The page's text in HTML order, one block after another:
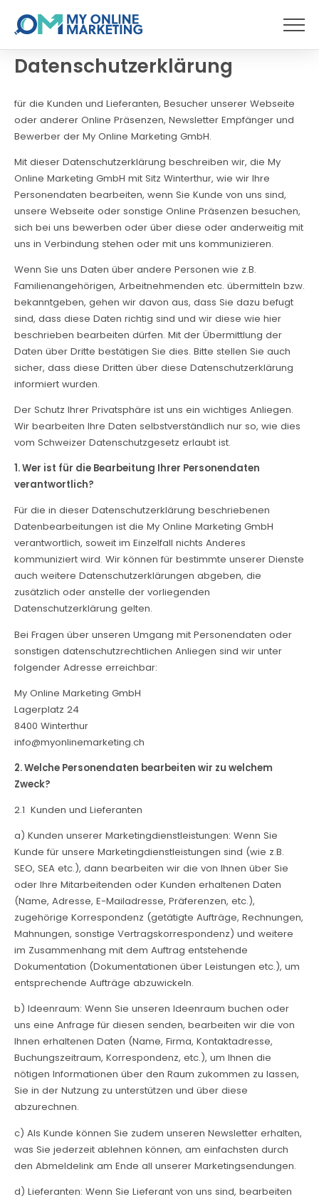
Menü
Datenschutzerklärung
für die Kunden und Lieferanten, Besucher unserer Webseite
oder anderer Online Präsenzen, Newsletter Empfänger und
Bewerber der My Online Marketing GmbH.
Mit dieser Datenschutzerklärung beschreiben wir, die My
Online Marketing GmbH mit Sitz Winterthur, wie wir Ihre
Personendaten bearbeiten, wenn Sie Kunde von uns sind,
unsere Webseite oder sonstige Online Präsenzen besuchen,
sich bei uns bewerben oder über diese oder anderweitig mit
uns in Verbindung stehen oder mit uns kommunizieren.
Wenn Sie uns Daten über andere Personen wie z.B.
Familienangehörigen, Arbeitnehmenden etc. übermitteln bzw.
bekanntgeben, gehen wir davon aus, dass Sie dazu befugt
sind, dass diese Daten richtig sind und wir diese wie hier
beschrieben bearbeiten dürfen. Mit der Übermittlung der
Daten über Dritte bestätigen Sie dies. Bitte stellen Sie auch
sicher, dass diese Dritten über diese Datenschutzerklärung
informiert wurden.
Der Schutz Ihrer Privatsphäre ist uns ein wichtiges Anliegen.
Wir bearbeiten Ihre Daten selbstverständlich nur so, wie dies
vom Schweizer Datenschutzgesetz erlaubt ist.
1. Wer ist für die Bearbeitung Ihrer Personendaten
verantwortlich?
Für die in dieser Datenschutzerklärung beschriebenen
Datenbearbeitungen ist die My Online Marketing GmbH
verantwortlich, soweit im Einzelfall nichts Anderes
kommuniziert wird. Wir können für bestimmte unserer Dienste
auch weitere Datenschutzerklärungen abgeben, die
zusätzlich oder anstelle der vorliegenden
Datenschutzerklärung gelten.
Bei Fragen über unseren Umgang mit Personendaten oder
sonstigen datenschutzrechtlichen Anliegen sind wir unter
folgender Adresse erreichbar:
My Online Marketing GmbH
Lagerplatz 24
8400 Winterthur
info@myonlinemarketing.ch
2. Welche Personendaten bearbeiten wir zu welchem
Zweck?
2.1 Kunden und Lieferanten
a) Kunden unserer Marketingdienstleistungen: Wenn Sie
Kunde für unsere Marketingdienstleistungen sind (wie z.B.
SEO, SEA etc.), dann bearbeiten wir die von Ihnen über Sie
oder Ihre Mitarbeitenden oder Kunden erhaltenen Daten
(Name, Adresse, E-Mailadresse, Präferenzen, etc.),
zugehörige Korrespondenz (getätigte Aufträge, Rechnungen,
Mahnungen, sonstige Vertragskorrespondenz) und weitere
im Zusammenhang mit dem Auftrag entstehende
Dokumentation (Dokumentationen über Leistungen etc.), um
entsprechende Aufträge abzuwickeln.
b) Ideenraum: Wenn Sie unseren Ideenraum buchen oder
uns eine Anfrage für diesen senden, bearbeiten wir die von
Ihnen erhaltenen Daten (Name, Firma, Kontaktadresse,
Buchungszeitraum, Korrespondenz, etc.), um Ihnen die
nötigen Informationen über den Raum zukommen zu lassen,
Sie in der Nutzung zu unterstützen und über diese
abzurechnen.
c) Als Kunde können Sie zudem unseren Newsletter erhalten,
was Sie jederzeit ablehnen können, am einfachsten durch
den Abmeldelink am Ende all unserer Marketingsendungen.
d) Lieferanten: Wenn Sie Lieferant von uns sind, bearbeiten